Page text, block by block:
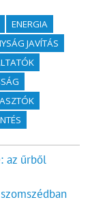
ENERGIA
JAVÍTÁS
az űrből